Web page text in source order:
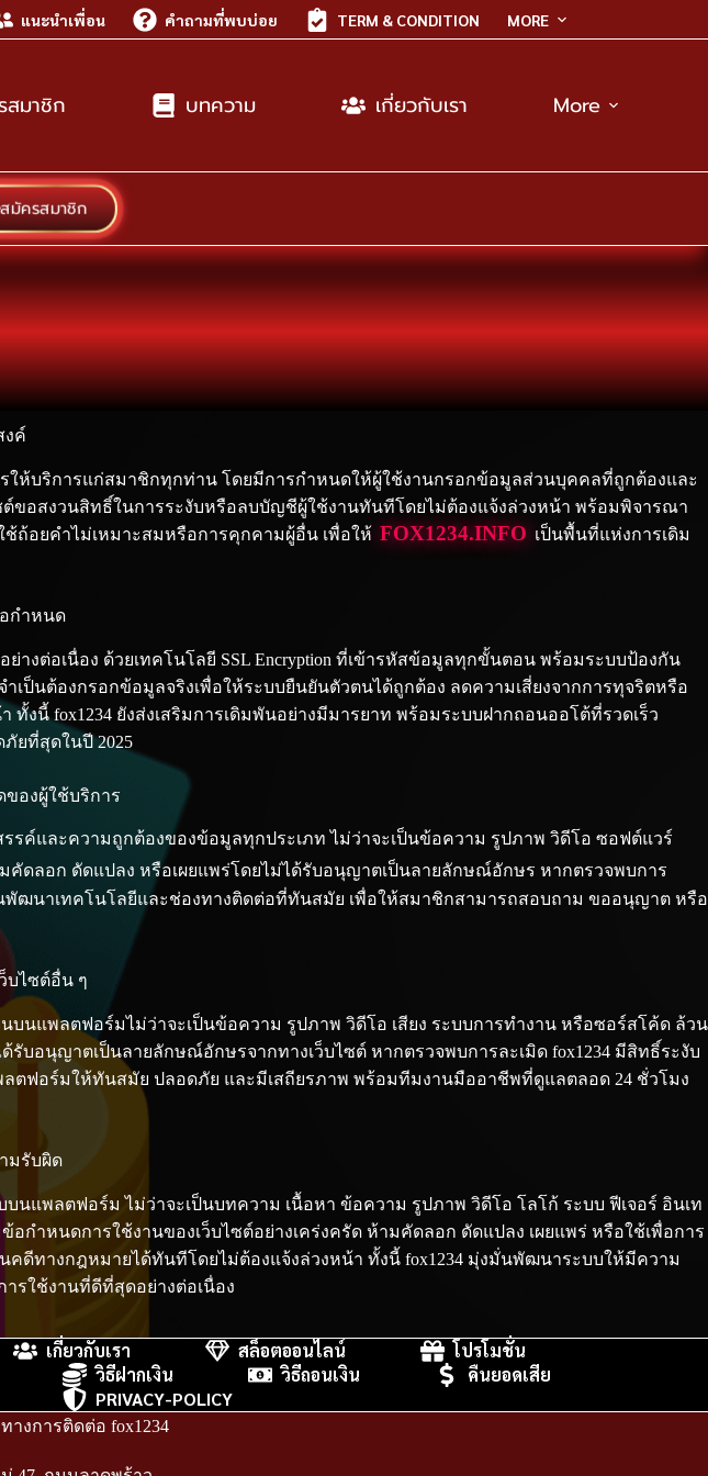
แนะนำเพื่อน คำถามที่พบบ่อย TERM & CONDITION MORE
สมาชิก บทความ เกี่ยวกับเรา More
มัครสมาชิก
งค์
ให้บริการแก่สมาชิกทุกท่าน โดยมีการกำหนดให้ผู้ใช้งานกรอกข้อมูลส่วนบุคคลที่ถูกต้องและ
ขอสงวนสิทธิ์ในการระงับหรือลบบัญชีผู้ใช้งานทันทีโดยไม่ต้องแจ้งล่วงหน้า พร้อมพิจารณา
ถ้อยคำไม่เหมาะสมหรือการคุกคามผู้อื่น เพื่อให้ FOX1234.INFO เป็นพื้นที่แห่งการเดิม
อกำหนด
งต่อเนื่อง ด้วยเทคโนโลยี SSL Encryption ที่เข้ารหัสข้อมูลทุกขั้นตอน พร้อมระบบป้องกัน
ป็นต้องกรอกข้อมูลจริงเพื่อให้ระบบยืนยันตัวตนได้ถูกต้อง ลดความเสี่ยงจากการทุจริตหรือ
นี้ fox1234 ยังส่งเสริมการเดิมพันอย่างมีมารยาท พร้อมระบบฝากถอนออโต้ที่รวดเร็ว
ยที่สุดในปี 2025
องผู้ใช้บริการ
ค์และความถูกต้องของข้อมูลทุกประเภท ไม่ว่าจะเป็นข้อความ รูปภาพ วิดีโอ ซอฟต์แวร์
ดลอก ดัดแปลง หรือเผยแพร่โดยไม่ได้รับอนุญาตเป็นลายลักษณ์อักษร หากตรวจพบการ
พัฒนาเทคโนโลยีและช่องทางติดต่อที่ทันสมัย เพื่อให้สมาชิกสามารถสอบถาม ขออนุญาต หรือ
บไซต์อื่น ๆ
แพลตฟอร์มไม่ว่าจะเป็นข้อความ รูปภาพ วิดีโอ เสียง ระบบการทำงาน หรือซอร์สโค้ด ล้วน
อนุญาตเป็นลายลักษณ์อักษรจากทางเว็บไซต์ หากตรวจพบการละเมิด fox1234 มีสิทธิ์ระงับ
ฟอร์มให้ทันสมัย ปลอดภัย และมีเสถียรภาพ พร้อมทีมงานมืออาชีพที่ดูแลตลอด 24 ชั่วโมง
มรับผิด
แพลตฟอร์ม ไม่ว่าจะเป็นบทความ เนื้อหา ข้อความ รูปภาพ วิดีโอ โลโก้ ระบบ ฟีเจอร์ อินเท
ำหนดการใช้งานของเว็บไซต์อย่างเคร่งครัด ห้ามคัดลอก ดัดแปลง เผยแพร่ หรือใช้เพื่อการ
ดีทางกฎหมายได้ทันทีโดยไม่ต้องแจ้งล่วงหน้า ทั้งนี้ fox1234 มุ่งมั่นพัฒนาระบบให้มีความ
รใช้งานที่ดีที่สุดอย่างต่อเนื่อง
เกี่ยวกับเรา สล็อตออนไลน์
โปรโมชั่น
วิธีฝากเงิน วิธีถอนเงิน
คืนยอดเสีย
PRIVACY-POLICY
างการติดต่อ fox1234